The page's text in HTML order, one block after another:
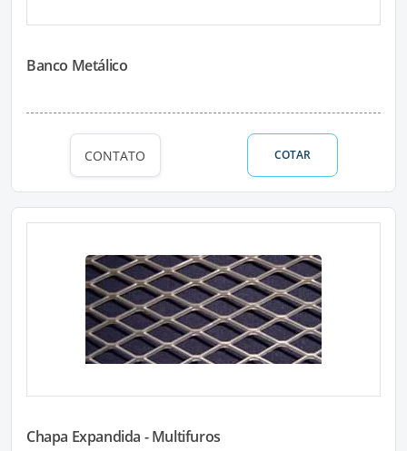
Banco Metálico
CONTATO COTAR
Chapa Expandida - Multifuros